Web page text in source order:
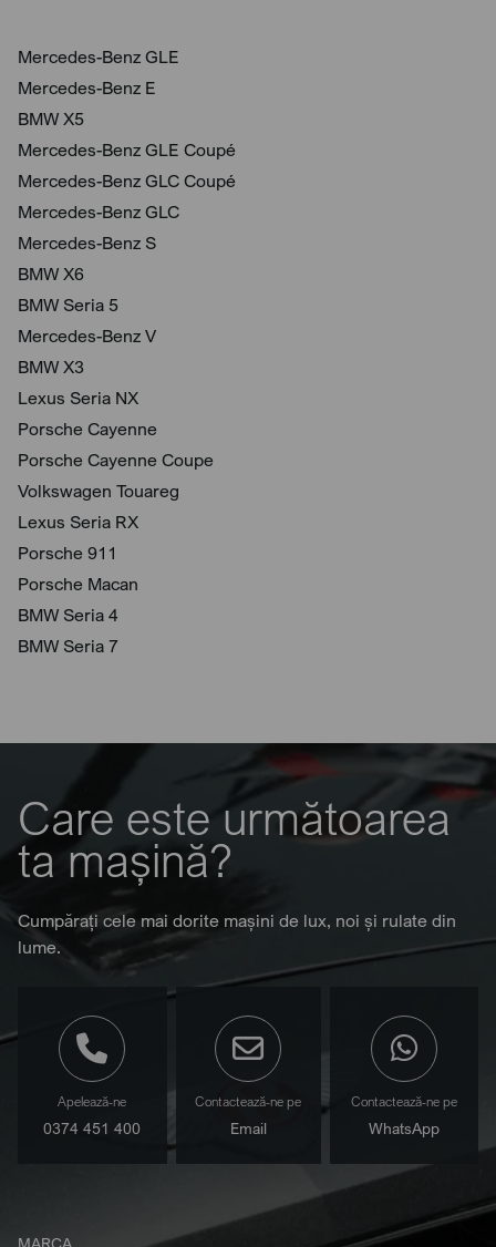
Mercedes-Benz GLE
Mercedes-Benz E
BMW X5
Mercedes-Benz GLE Coupé
Mercedes-Benz GLC Coupé
Mercedes-Benz GLC
Mercedes-Benz S
BMW X6
BMW Seria 5
Mercedes-Benz V
BMW X3
Lexus Seria NX
Porsche Cayenne
Porsche Cayenne Coupe
Volkswagen Touareg
Lexus Seria RX
Porsche 911
Porsche Macan
BMW Seria 4
BMW Seria 7
Care este următoarea
ta mașină?
Cumpărați cele mai dorite mașini de lux, noi și rulate din
lume.
Apelează-ne
0374 451 400
Contactează-ne pe
Email
Contactează-ne pe
WhatsApp